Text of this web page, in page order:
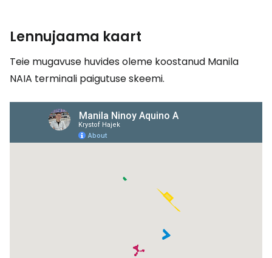
Lennujaama kaart
Teie mugavuse huvides oleme koostanud Manila
NAIA terminali paigutuse skeemi.